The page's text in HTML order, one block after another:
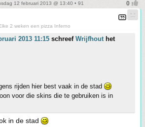
12 februari 2013 @ 13:40 • 91
2 weken een pizza Inferno
2013 11:15 schreef Wrijfhouthet
rijden hier best vaak in de stad
voor die skins die te gebruiken is in
in de stad